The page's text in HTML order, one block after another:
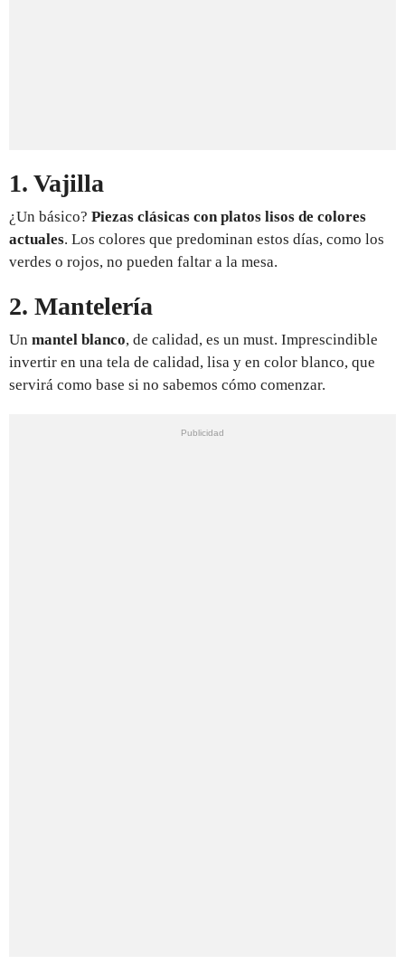
1. Vajilla
¿Un básico? Piezas clásicas con platos lisos de colores
actuales. Los colores que predominan estos días, como los
verdes o rojos, no pueden faltar a la mesa.
2. Mantelería
Un mantel blanco, de calidad, es un must. Imprescindible
invertir en una tela de calidad, lisa y en color blanco, que
servirá como base si no sabemos cómo comenzar.